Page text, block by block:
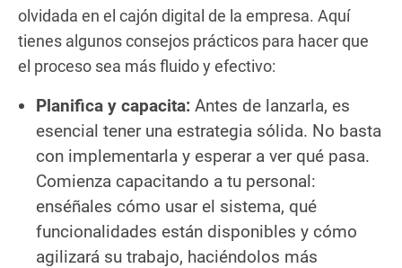
olvidada en el cajón digital de la empresa. Aquí
tienes algunos consejos prácticos para hacer que
el proceso sea más fluido y efectivo:
Planifica y capacita: Antes de lanzarla, es
esencial tener una estrategia sólida. No basta
con implementarla y esperar a ver qué pasa.
Comienza capacitando a tu personal:
enséñales cómo usar el sistema, qué
funcionalidades están disponibles y cómo
agilizará su trabajo, haciéndolos más